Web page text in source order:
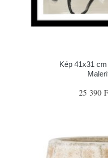
Kép 41x31
25 390